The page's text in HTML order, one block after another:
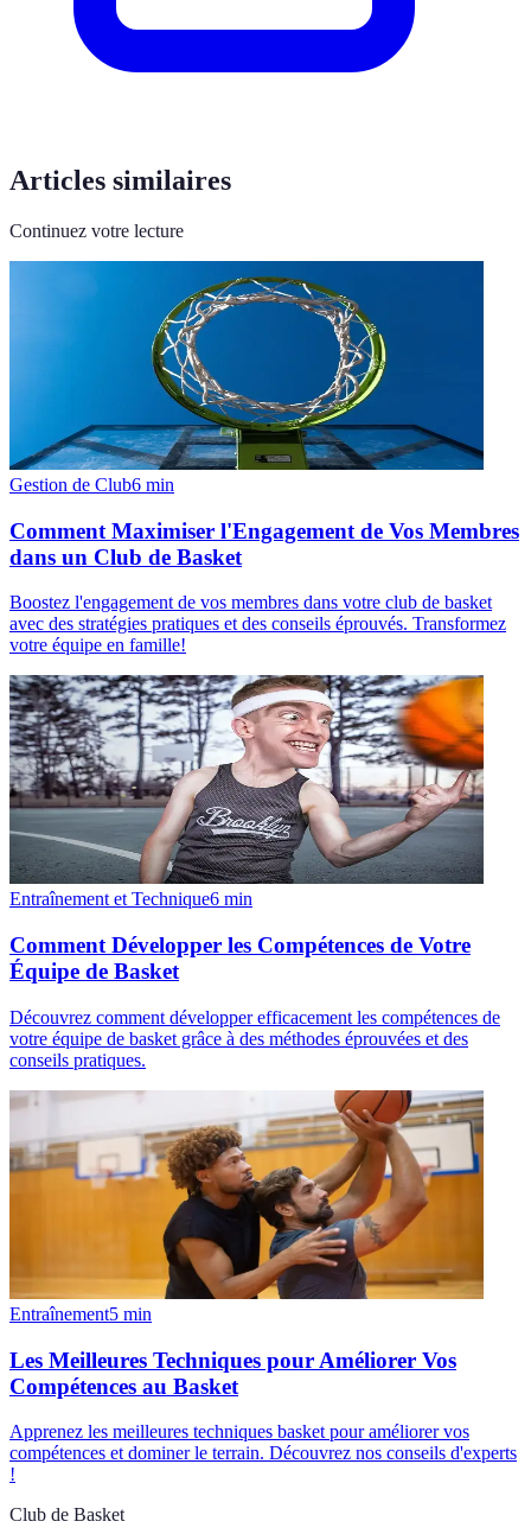
Articles similaires
Continuez votre lecture
Gestion de Club6 min
Comment Maximiser l'Engagement de Vos Membres
dans un Club de Basket
Boostez l'engagement de vos membres dans votre club de basket
avec des stratégies pratiques et des conseils éprouvés. Transformez
votre équipe en famille!
Entraînement et Technique6 min
Comment Développer les Compétences de Votre
Équipe de Basket
Découvrez comment développer efficacement les compétences de
votre équipe de basket grâce à des méthodes éprouvées et des
conseils pratiques.
Entraînement5 min
Les Meilleures Techniques pour Améliorer Vos
Compétences au Basket
Apprenez les meilleures techniques basket pour améliorer vos
compétences et dominer le terrain. Découvrez nos conseils d'experts
!
Club de Basket